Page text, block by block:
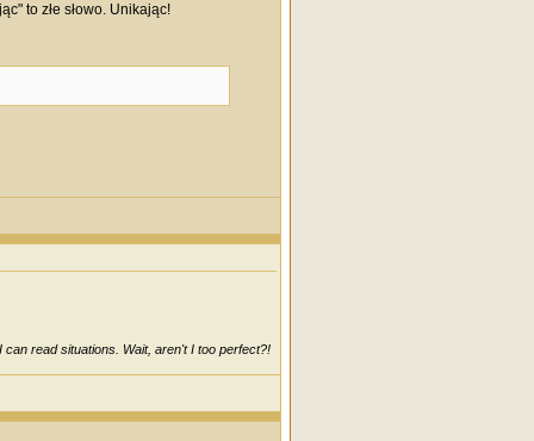
to złe słowo. Unikając!
read situations. Wait, aren't I too perfect?!